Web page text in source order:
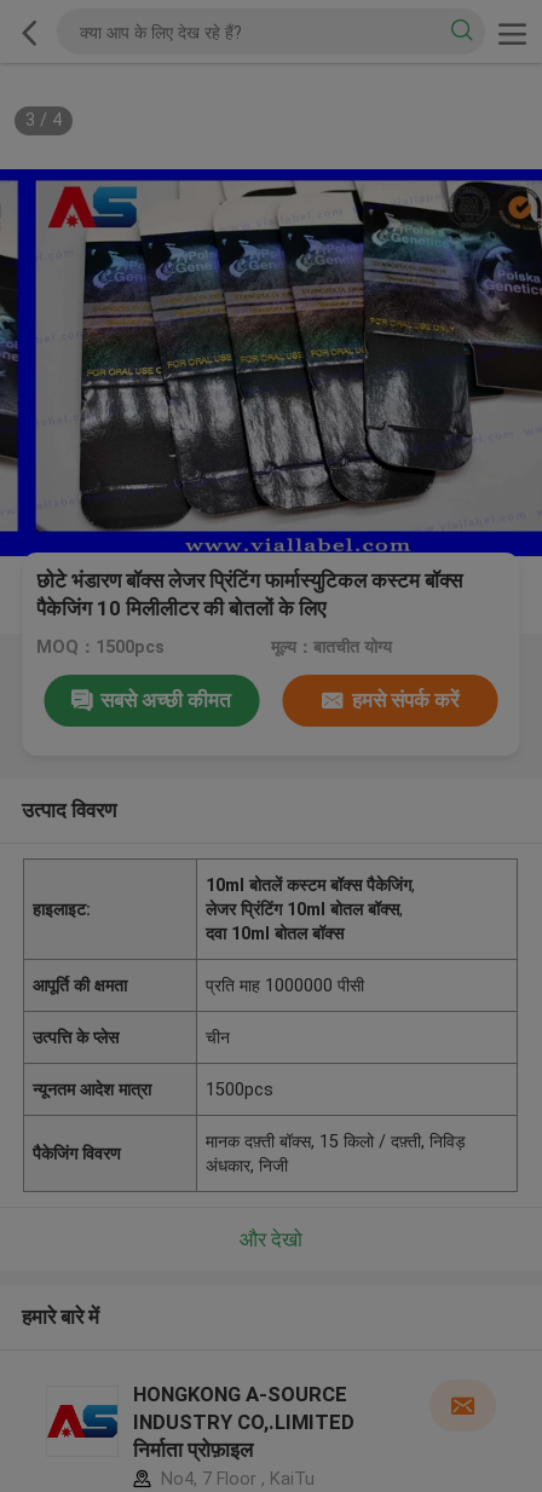
3 / 4
छोटे भंडारण बॉक्स लेजर प्रिंटिंग फार्मास्युटिकल कस्टम बॉक्स
पैकेजिंग 10 मिलीलीटर की बोतलों के लिए
MOQ：1500pcs मूल्य：बातचीत योग्य
सबसे अच्छी कीमत हमसे संपर्क करें
उत्पाद विवरण
हाइलाइट:
10ml बोतलें कस्टम बॉक्स पैकेजिंग,
लेजर प्रिंटिंग 10ml बोतल बॉक्स,
दवा 10ml बोतल बॉक्स
आपूर्ति की क्षमता प्रति माह 1000000 पीसी
उत्पत्ति के प्लेस चीन
न्यूनतम आदेश मात्रा 1500pcs
पैकेजिंग विवरण
मानक दफ़्ती बॉक्स, 15 किलो / दफ़्ती, निविड़
अंधकार, निजी
और देखो
हमारे बारे में
HONGKONG A-SOURCE
INDUSTRY CO,.LIMITED
निर्माता प्रोफ़ाइल
No4, 7 Floor , KaiTu